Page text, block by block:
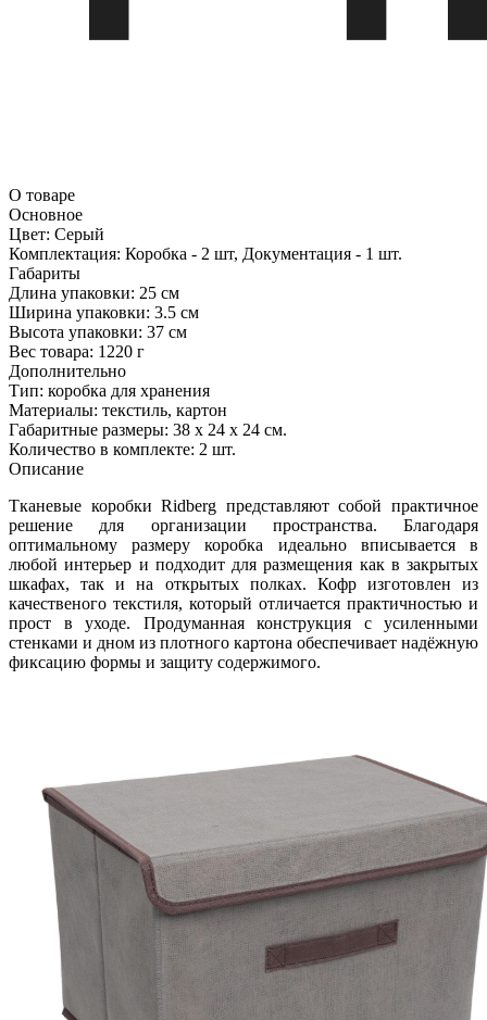
О товаре
Основное
Цвет: Серый
Комплектация: Коробка - 2 шт, Документация - 1 шт.
Габариты
Длина упаковки: 25 см
Ширина упаковки: 3.5 см
Высота упаковки: 37 см
Вес товара: 1220 г
Дополнительно
Тип: коробка для хранения
Материалы: текстиль, картон
Габаритные размеры: 38 х 24 х 24 см.
Количество в комплекте: 2 шт.
Описание
Тканевые коробки Ridberg представляют собой практичное
решение для организации пространства. Благодаря
оптимальному размеру коробка идеально вписывается в
любой интерьер и подходит для размещения как в закрытых
шкафах, так и на открытых полках. Кофр изготовлен из
качественого текстиля, который отличается практичностью и
прост в уходе. Продуманная конструкция с усиленными
стенками и дном из плотного картона обеспечивает надёжную
фиксацию формы и защиту содержимого.